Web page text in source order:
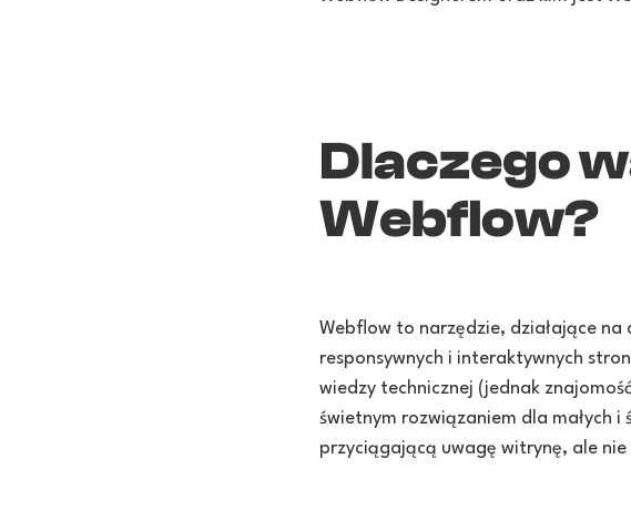
Dlaczego
Webflow?
Webflow to narzędzie, działające na
responsywnych i interaktywnych
wiedzy technicznej (jednak
świetnym rozwiązaniem dla małych
przyciągającą uwagę witrynę, ale